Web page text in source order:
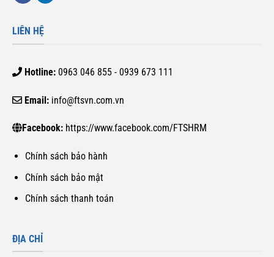
LIÊN HỆ
Hotline:0963 046 855 - 0939 673 111
Email: info@ftsvn.com.vn
Facebook: https://www.facebook.com/FTSHRM
Chính sách bảo hành
Chính sách bảo mật
Chính sách thanh toán
ĐỊA CHỈ